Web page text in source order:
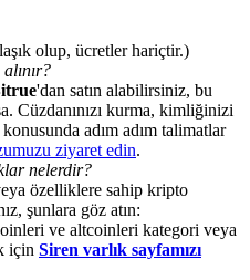
25000 USDT prize pool!
olup, ücretler hariçtir.)
'dan satın alabilirsiniz, bu
Cüzdanınızı kurma, kimliğinizi
adım adım talimatlar
ziyaret edin.
nelerdir?
özelliklere sahip kripto
şunlara göz atın:
ve altcoinleri kategori veya
için Siren varlık sayfamızı